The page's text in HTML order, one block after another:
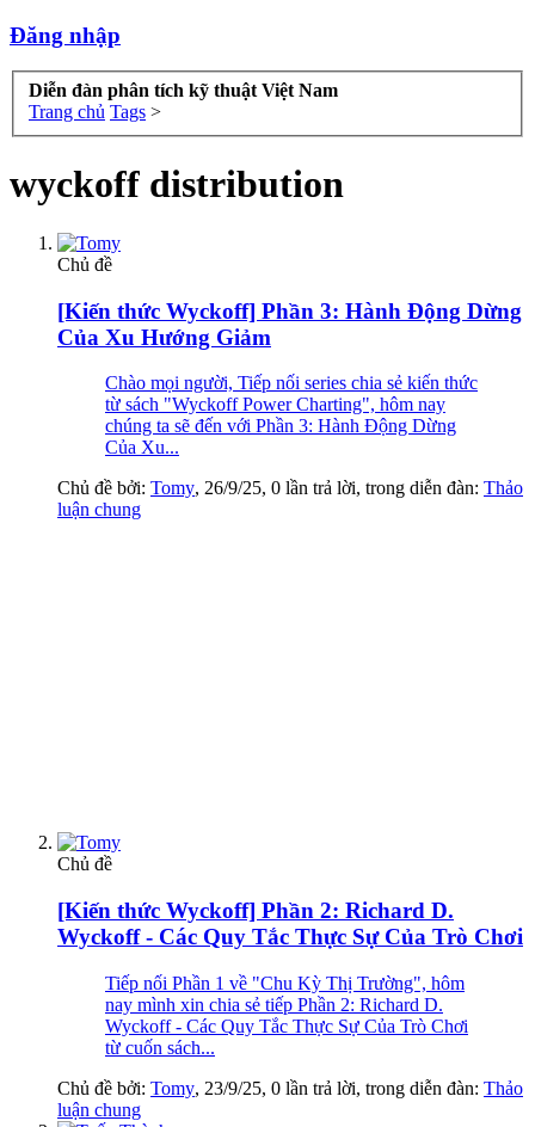
Đăng nhập
Diễn đàn phân tích kỹ thuật Việt Nam
Trang chủ Tags >
wyckoff distribution
Chủ đề
[Kiến thức Wyckoff] Phần 3: Hành Động Dừng
Của Xu Hướng Giảm
Chào mọi người, Tiếp nối series chia sẻ kiến thức
từ sách "Wyckoff Power Charting", hôm nay
chúng ta sẽ đến với Phần 3: Hành Động Dừng
Của Xu...
Chủ đề bởi: Tomy, 26/9/25, 0 lần trả lời, trong diễn đàn: Thảo
luận chung
Chủ đề
[Kiến thức Wyckoff] Phần 2: Richard D.
Wyckoff - Các Quy Tắc Thực Sự Của Trò Chơi
Tiếp nối Phần 1 về "Chu Kỳ Thị Trường", hôm
nay mình xin chia sẻ tiếp Phần 2: Richard D.
Wyckoff - Các Quy Tắc Thực Sự Của Trò Chơi
từ cuốn sách...
Chủ đề bởi: Tomy, 23/9/25, 0 lần trả lời, trong diễn đàn: Thảo
luận chung